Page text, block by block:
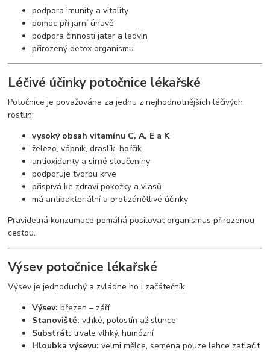
podpora imunity a vitality
pomoc při jarní únavě
podpora činnosti jater a ledvin
přirozený detox organismu
Léčivé účinky potočnice lékařské
Potočnice je považována za jednu z nejhodnotnějších léčivých
rostlin:
vysoký obsah vitamínu C, A, E a K
železo, vápník, draslík, hořčík
antioxidanty a sirné sloučeniny
podporuje tvorbu krve
přispívá ke zdraví pokožky a vlasů
má antibakteriální a protizánětlivé účinky
Pravidelná konzumace pomáhá posilovat organismus přirozenou
cestou.
Výsev potočnice lékařské
Výsev je jednoduchý a zvládne ho i začátečník.
Výsev: březen – září
Stanoviště: vlhké, polostín až slunce
Substrát: trvale vlhký, humózní
Hloubka výsevu: velmi mělce, semena pouze lehce zatlačit